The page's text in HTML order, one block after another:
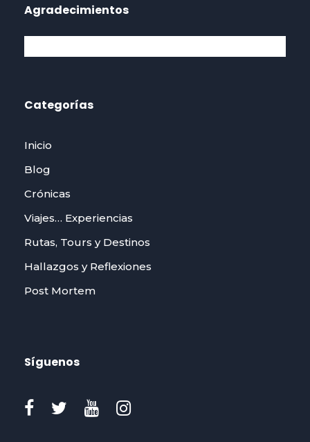
Agradecimientos
Categorías
Inicio
Blog
Crónicas
Viajes… Experiencias
Rutas, Tours y Destinos
Hallazgos y Reflexiones
Post Mortem
Síguenos